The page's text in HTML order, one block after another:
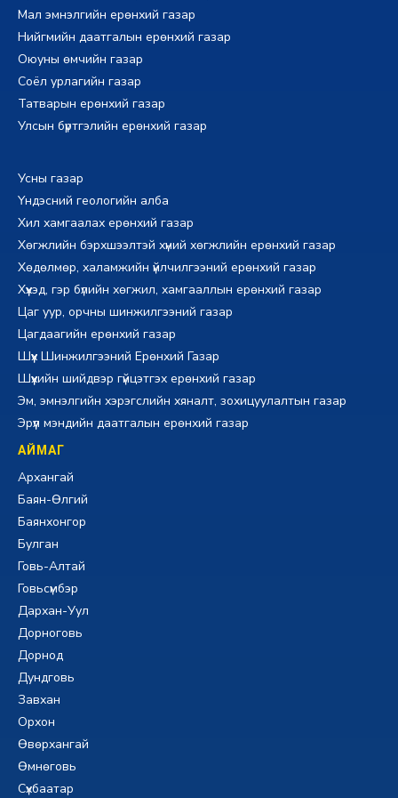
Мал эмнэлгийн ерөнхий газар
Нийгмийн даатгалын ерөнхий газар
Оюуны өмчийн газар
Соёл урлагийн газар
Татварын ерөнхий газар
Улсын бүртгэлийн ерөнхий газар
Усны газар
Үндэсний геологийн алба
Хил хамгаалах ерөнхий газар
Хөгжлийн бэрхшээлтэй хүний хөгжлийн ерөнхий газар
Хөдөлмөр, халамжийн үйлчилгээний ерөнхий газар
Хүүхэд, гэр бүлийн хөгжил, хамгааллын ерөнхий газар
Цаг уур, орчны шинжилгээний газар
Цагдаагийн ерөнхий газар
Шүүх Шинжилгээний Ерөнхий Газар
Шүүхийн шийдвэр гүйцэтгэх ерөнхий газар
Эм, эмнэлгийн хэрэгслийн хяналт, зохицуулалтын газар
Эрүүл мэндийн даатгалын ерөнхий газар
АЙМАГ
Архангай
Баян-Өлгий
Баянхонгор
Булган
Говь-Алтай
Говьсүмбэр
Дархан-Уул
Дорноговь
Дорнод
Дундговь
Завхан
Орхон
Өвөрхангай
Өмнөговь
Сүхбаатар